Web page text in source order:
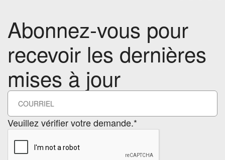
Abonnez-vous pour
recevoir les dernières
mises à jour
Veuillez vérifier votre demande.*